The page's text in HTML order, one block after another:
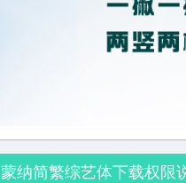
蒙纳简繁综艺体下载权限